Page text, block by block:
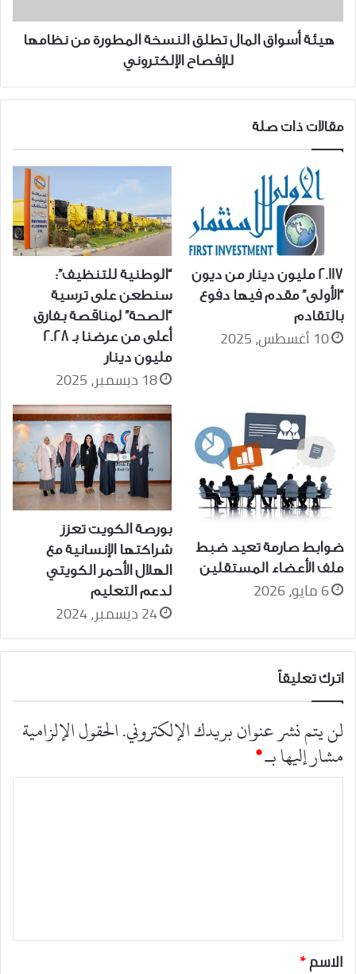
نظامها
للإفصاح
الإلكتروني
هيئة أسواق المال تطلق النسخة المطورة من نظامها
للإفصاح الإلكتروني
مقالات ذات صلة
2.117 مليون دينار من ديون
“الأولى” مقدم فيها دفوع
بالتقادم
10 أغسطس، 2025
“الوطنية للتنظيف”:
سنطعن على ترسية
“الصحة” لمناقصة بـفارق
أعلى من عرضنا بـ 2.28
مليون دينار
18 ديسمبر، 2025
ضوابط صارمة تعيد ضبط
ملف الأعضاء المستقلين
6 مايو، 2026
بورصة الكويت تعزز
شراكتها الإنسانية مع
الهلال الأحمر الكويتي
لدعم التعليم
24 ديسمبر، 2024
اترك تعليقاً
لن يتم نشر عنوان بريدك الإلكتروني.الحقول الإلزامية
مشار إليها بـ*
ا
الاسم*